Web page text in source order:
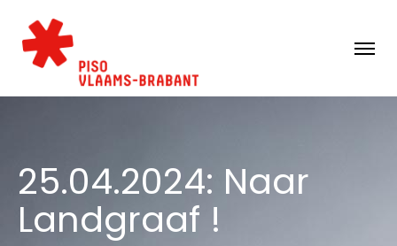
25.04.2024: Naar
Landgraaf !